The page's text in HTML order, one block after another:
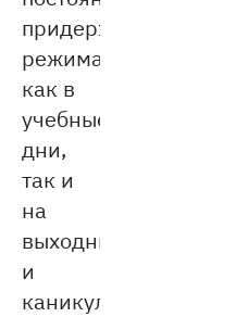
придерживаться
режима
как в
учебные
дни,
так и
на
выходных
и
каникулах.